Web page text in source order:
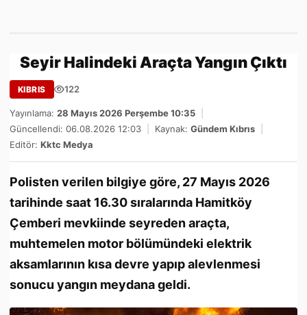
Seyir Halindeki Araçta Yangın Çıktı
KIBRIS 122
Yayınlama: 28 Mayıs 2026 Perşembe 10:35
Güncellendi: 06.08.2026 12:03
Kaynak: Gündem Kıbrıs
Editör: Kktc Medya
Polisten verilen bilgiye göre, 27 Mayıs 2026
tarihinde saat 16.30 sıralarında Hamitköy
Çemberi mevkiinde seyreden araçta,
muhtemelen motor bölümündeki elektrik
aksamlarının kısa devre yapıp alevlenmesi
sonucu yangın meydana geldi.